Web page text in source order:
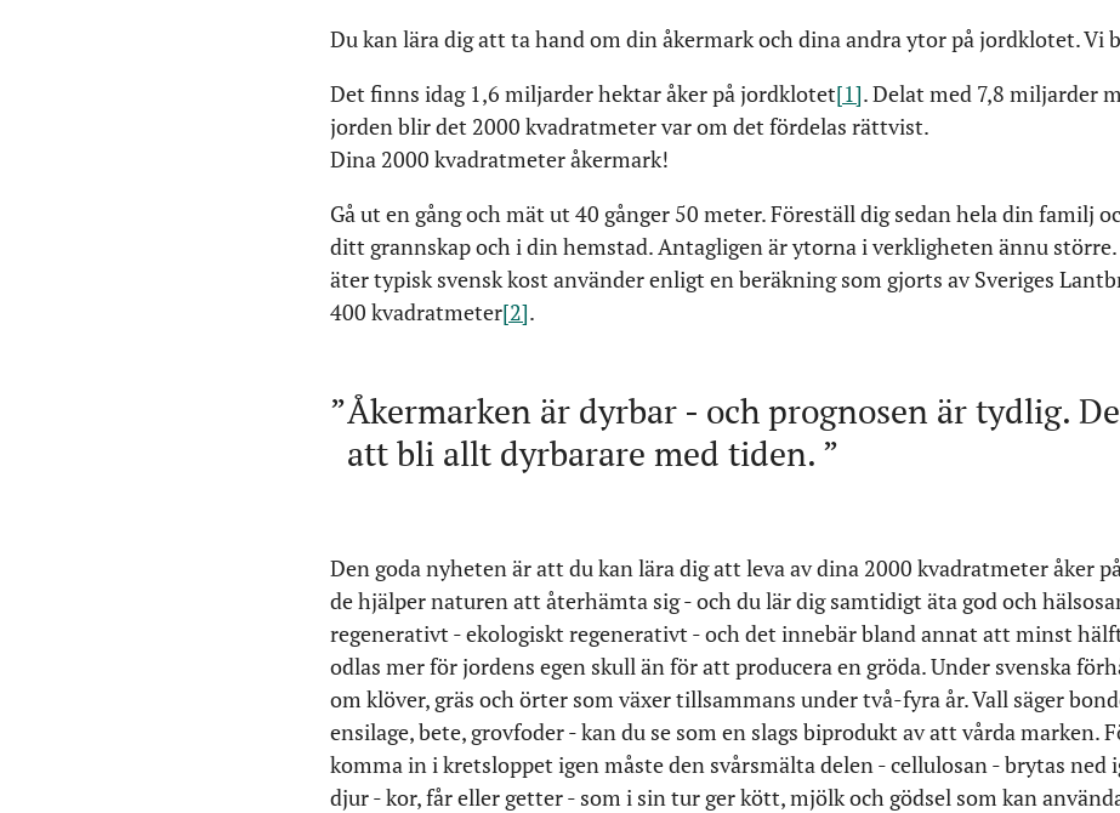
Du kan lära dig att ta hand om din åkermark och dina andra ytor på jordklotet. Vi
Det finns idag 1,6 miljarder hektar åker på jordklotet[1]. Delat med 7,8 miljarder
jorden blir det 2000 kvadratmeter var om det fördelas rättvist.
Dina 2000 kvadratmeter åkermark!
Gå ut en gång och mät ut 40 gånger 50 meter. Föreställ dig sedan hela din familj
ditt grannskap och i din hemstad. Antagligen är ytorna i verkligheten ännu större.
äter typisk svensk kost använder enligt en beräkning som gjorts av Sveriges
400 kvadratmeter[2].
Åkermarken är dyrbar - och prognosen är tydlig.
att bli allt dyrbarare med tiden.
Den goda nyheten är att du kan lära dig att leva av dina 2000 kvadratmeter åker
de hjälper naturen att återhämta sig - och du lär dig samtidigt äta god och
regenerativt - ekologiskt regenerativt - och det innebär bland annat att minst
odlas mer för jordens egen skull än för att producera en gröda. Under svenska
om klöver, gräs och örter som växer tillsammans under två-fyra år. Vall säger
ensilage, bete, grovfoder - kan du se som en slags biprodukt av att vårda marken.
komma in i kretsloppet igen måste den svårsmälta delen - cellulosan - brytas ned
djur - kor, får eller getter - som i sin tur ger kött, mjölk och gödsel som kan